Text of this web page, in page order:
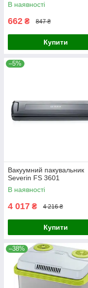
В наявності
662 ₴ 847 ₴
Купити
–5%
Вакуумний пакувальник
Severin FS 3601
В наявності
4 017 ₴ 4 216 ₴
Купити
–38%